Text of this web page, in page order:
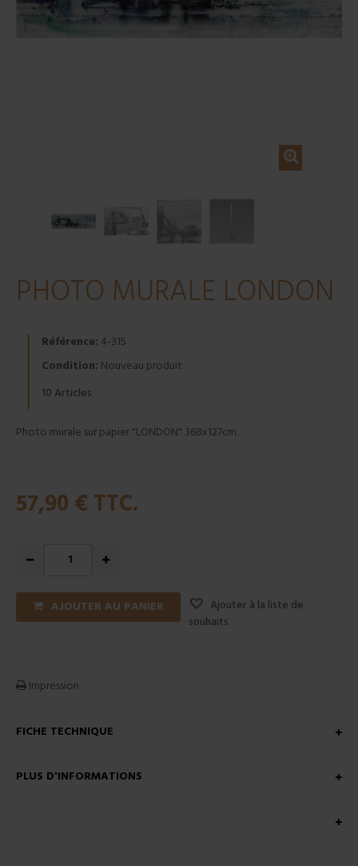
PHOTO MURALE LONDON
Référence: 4-315
Condition: Nouveau produit
10 Articles
Photo murale sur papier "LONDON" 368x127cm.
57,90 € TTC.
AJOUTER AU PANIER
Ajouter à la liste de
souhaits
Impression
FICHE TECHNIQUE
PLUS D'INFORMATIONS